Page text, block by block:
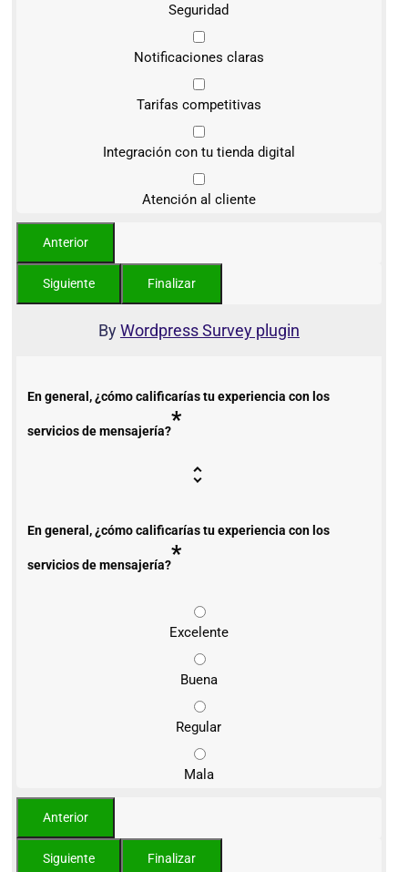
Seguridad
Notificaciones claras
Tarifas competitivas
Integración con tu tienda digital
Atención al cliente
ByWordpress Survey plugin
En general, ¿cómo calificarías tu experiencia con los
servicios de mensajería?*
En general, ¿cómo calificarías tu experiencia con los
servicios de mensajería?*
Excelente
Buena
Regular
Mala